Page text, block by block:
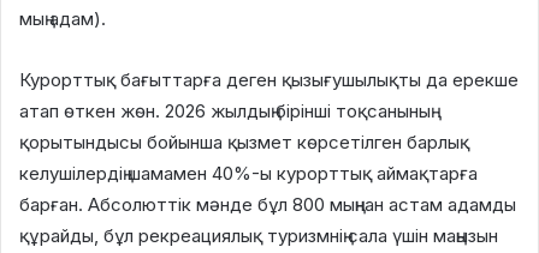
мың адам).
Курорттық бағыттарға деген қызығушылықты да ерекше
атап өткен жөн. 2026 жылдың бірінші тоқсанының
қорытындысы бойынша қызмет көрсетілген барлық
келушілердің шамамен 40%-ы курорттық аймақтарға
барған. Абсолюттік мәнде бұл 800 мыңнан астам адамды
құрайды, бұл рекреациялық туризмнің сала үшін маңызын